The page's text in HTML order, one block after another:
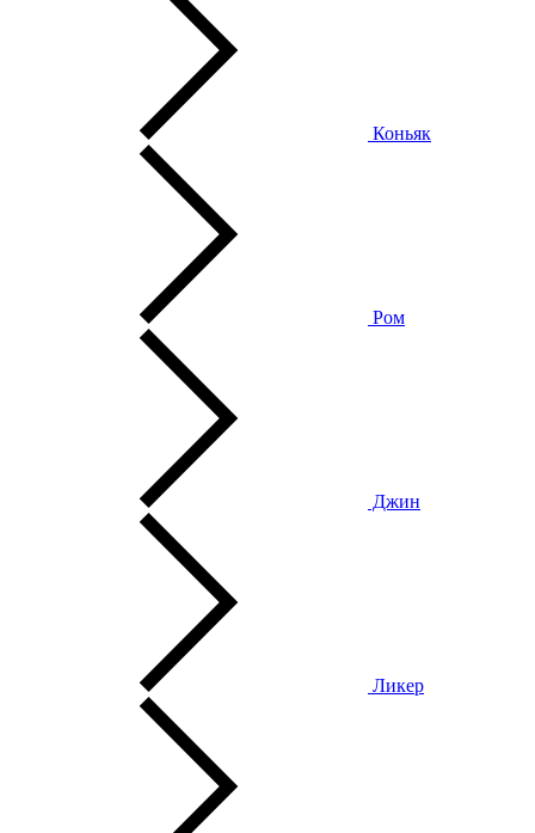
Коньяк
Ром
Джин
Ликер